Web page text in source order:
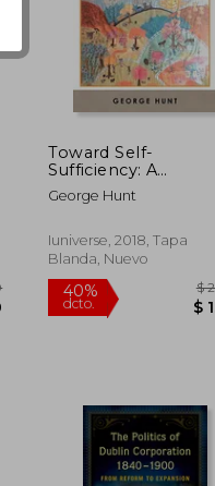
$ 1.994
$ 1.196
50%
dcto.
Toward Self-
Sufficiency: A
Community for a
Transition Period (en
George Hunt
Iuniverse, 2018, Tapa
Blanda, Nuevo